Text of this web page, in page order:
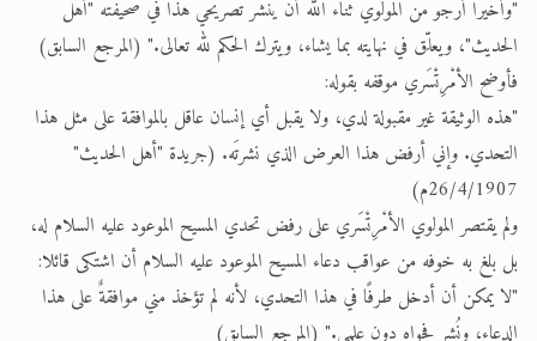
"وأخيرا أرجو من المولوي ثناء الله أن ينشر تصريحي هذا في صحيفته "أهل
الحديث"، ويعلّق في نهايته بما يشاء، ويترك الحكم لله تعالى." (المرجع السابق)
فأوضح الأمْرِتْسَري موقفه بقوله:
"هذه الوثيقة غير مقبولة لدي، ولا يقبل أي إنسان عاقل بالموافقة على مثل هذا
التحدي. وإني أرفض هذا العرض الذي نشرتَه. (جريدة "أهل الحديث"
26/4/1907م)
ولم يقتصر المولوي الأمْرِتْسَري على رفض تحدي المسيح الموعود عليه السلام له،
بل بلغ به خوفه من عواقب دعاء المسيح الموعود عليه السلام أن اشتكى قائلا:
"لا يمكن أن أدخل طرفًا في هذا التحدي، لأنه لم تؤخذ مني موافقةٌ على هذا
الدعاء، ونُشر فحواه دون علمي." (المرجع السابق)